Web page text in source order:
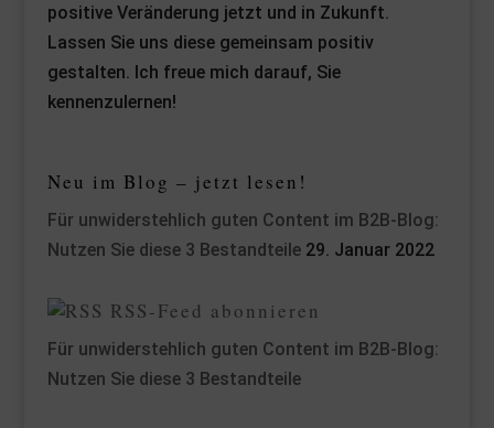
positive Veränderung jetzt und in Zukunft.
Lassen Sie uns diese gemeinsam positiv
gestalten. Ich freue mich darauf, Sie
kennenzulernen!
Neu im Blog – jetzt lesen!
Für unwiderstehlich guten Content im B2B-Blog:
Nutzen Sie diese 3 Bestandteile 29. Januar 2022
RSS-Feed abonnieren
Für unwiderstehlich guten Content im B2B-Blog:
Nutzen Sie diese 3 Bestandteile